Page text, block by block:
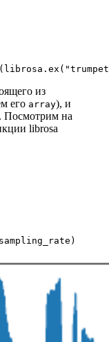
из
его array), и
Посмотрим на
librosa